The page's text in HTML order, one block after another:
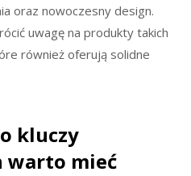
oraz nowoczesny design.
uwagę na produkty takich
również oferują solidne
kluczy
warto mieć